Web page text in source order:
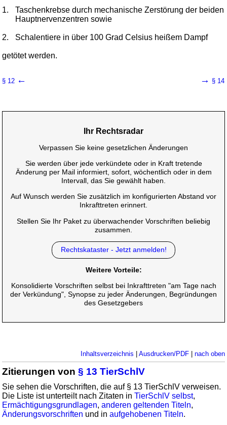
1.
Taschenkrebse durch mechanische Zerstörung der beiden
Hauptnervenzentren sowie
2. Schalentiere in über 100 Grad Celsius heißem Dampf
getötet werden.
§ 12 ← → § 14
Ihr Rechtsradar
Verpassen Sie keine gesetzlichen Änderungen
Sie werden über jede verkündete oder in Kraft tretende
Änderung per Mail informiert, sofort, wöchentlich oder in dem
Intervall, das Sie gewählt haben.
Auf Wunsch werden Sie zusätzlich im konfigurierten Abstand vor
Inkrafttreten erinnert.
Stellen Sie Ihr Paket zu überwachender Vorschriften beliebig
zusammen.
Rechtskataster - Jetzt anmelden!
Weitere Vorteile:
Konsolidierte Vorschriften selbst bei Inkrafttreten "am Tage nach
der Verkündung", Synopse zu jeder Änderungen, Begründungen
des Gesetzgebers
Inhaltsverzeichnis Ausdrucken/PDF| nach oben
Zitierungen von§ 13 TierSchlV
Sie sehen die Vorschriften, die auf § 13 TierSchlV verweisen.
Die Liste ist unterteilt nach Zitaten inTierSchlV selbst,
Ermächtigungsgrundlagen,anderen geltenden Titeln,
Änderungsvorschriften und inaufgehobenen Titeln.